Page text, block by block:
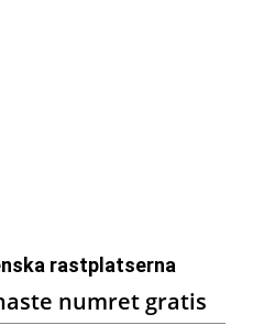
rastplatserna
numret gratis